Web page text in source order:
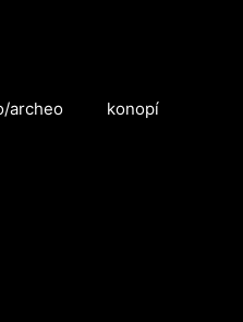
archeo konopí